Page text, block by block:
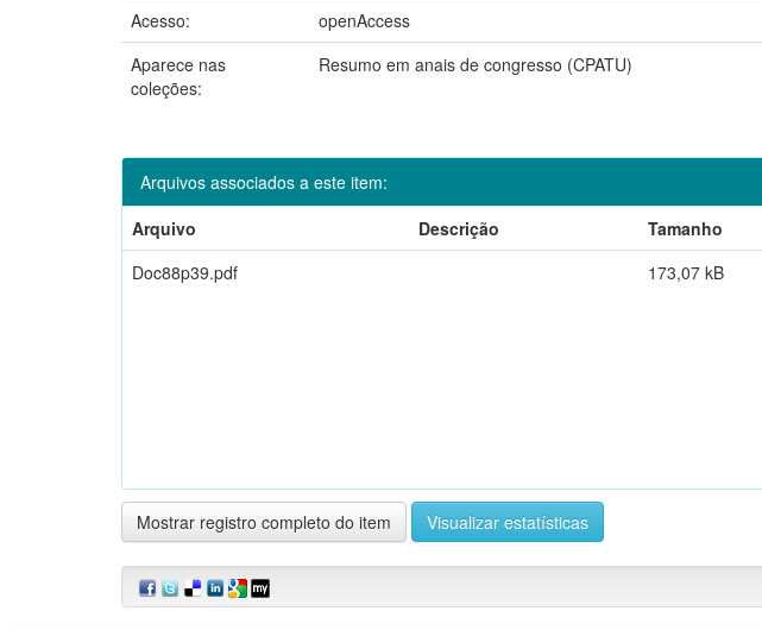
Acesso:
openAccess
Aparece nas
coleções:
Resumo em anais de congresso (CPATU)
Arquivos associados a este item:
Arquivo
Descrição Tamanho
Doc88p39.pdf
173,07 kB
Mostrar registro completo do item Visualizar estatísticas